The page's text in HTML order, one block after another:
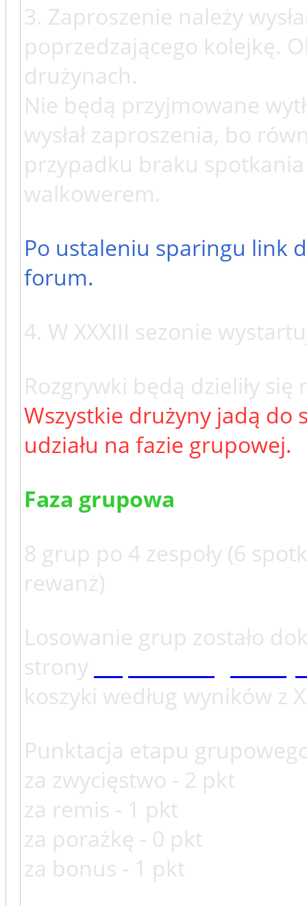
3. Zaproszenie należy
poprzedzającego kolejkę.
drużynach.
Nie będą przyjmowane
wysłał zaproszenia, bo
przypadku braku
walkowerem.
Po ustaleniu sparingu link
forum.
4. W XXXIII sezonie
Rozgrywki będą dzieliły się
Wszystkie drużyny jadą do
udziału na fazie grupowej.
Faza grupowa
8 grup po 4 zespoły (6
rewanż)
Losowanie grup zostało
strony
koszyki według wyników z
Punktacja etapu
za zwycięstwo - 2 pkt
za remis - 1 pkt
za porażkę - 0 pkt
za bonus - 1 pkt